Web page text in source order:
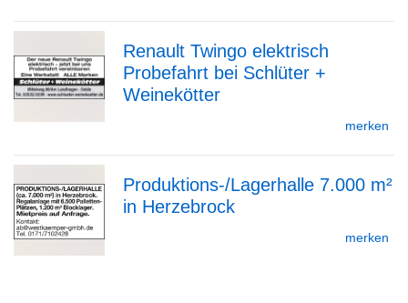
Detailseite
zur
Detailseite
Renault Twingo elektrisch
Probefahrt bei Schlüter +
Weinekötter
merken
Produktions-/Lagerhalle 7.000 m²
in Herzebrock
merken